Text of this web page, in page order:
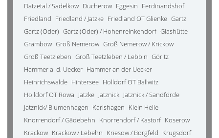
Datzetal / Sadelkow Ducherow Eggesin Ferdinandshof
Friedland Friedland / Jatzke Friedland OT Glienke Gartz
Gartz (Oder) Gartz (Oder) / Hohenreinkendorf Glashütte
Grambow Groß Nemerow Groß Nemerow / Krickow
Groß Teetzleben Groß Teetzleben / Lebbin Göritz
Hammer a. d. Uecker Hammer an der Uecker
Heinrichswalde Hintersee Holldorf OT Ballwitz
Holldorf OT Rowa Jatzke Jatznick Jatznick / Sandförde
Jatznick/ Blumenhagen Karlshagen Klein Helle
Knorrendorf / Gädebehn Knorrendorf / Kastorf Koserow
Krackow Krackow / Lebehn Kriesow / Borgfeld Krugsdorf